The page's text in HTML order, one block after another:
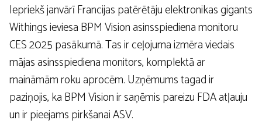
Iepriekš janvārī Francijas patērētāju elektronikas gigants
Withings ieviesa BPM Vision asinsspiediena monitoru
CES 2025 pasākumā. Tas ir ceļojuma izmēra viedais
mājas asinsspiediena monitors, komplektā ar
maināmām roku aprocēm. Uzņēmums tagad ir
paziņojis, ka BPM Vision ir saņēmis pareizu FDA atļauju
un ir pieejams pirkšanai ASV.